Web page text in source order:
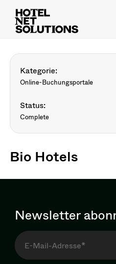
Kategorie:
Online-Buchungsportale
Status:
Complete
Bio Hotels
Newsletter